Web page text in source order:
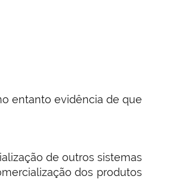
entanto evidência de que
de outros sistemas
dos produtos